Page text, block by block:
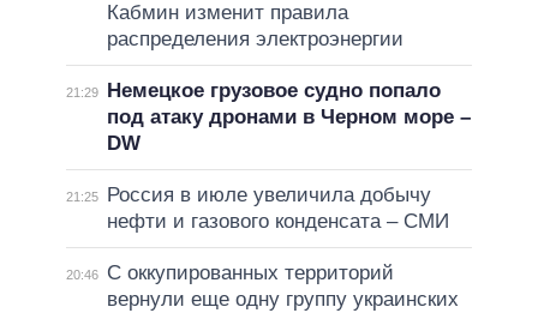
Кабмин изменит правила
распределения электроэнергии
21:29
Немецкое грузовое судно попало
под атаку дронами в Черном море –
DW
21:25
Россия в июле увеличила добычу
нефти и газового конденсата – СМИ
20:46
С оккупированных территорий
вернули еще одну группу украинских